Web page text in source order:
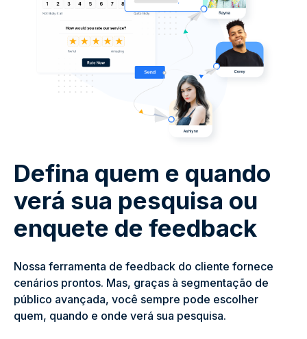
Defina quem e quando
verá sua pesquisa ou
enquete de feedback
Nossa ferramenta de feedback do cliente fornece
cenários prontos. Mas, graças à segmentação de
público avançada, você sempre pode escolher
quem, quando e onde verá sua pesquisa.